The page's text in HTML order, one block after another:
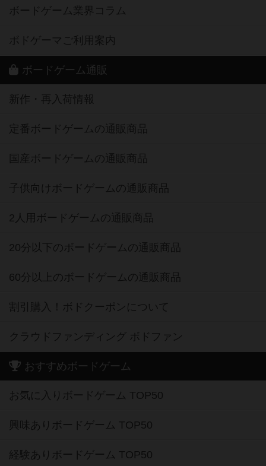
ボードゲーム業界コラム
ボドゲーマご利用案内
ボードゲーム通販
新作・再入荷情報
定番ボードゲームの通販商品
国産ボードゲームの通販商品
子供向けボードゲームの通販商品
2人用ボードゲームの通販商品
20分以下のボードゲームの通販商品
60分以上のボードゲームの通販商品
割引購入！ボドクーポンについて
クラウドファンディング ボドファン
おすすめボードゲーム
お気に入りボードゲーム TOP50
興味ありボードゲーム TOP50
経験ありボードゲーム TOP50